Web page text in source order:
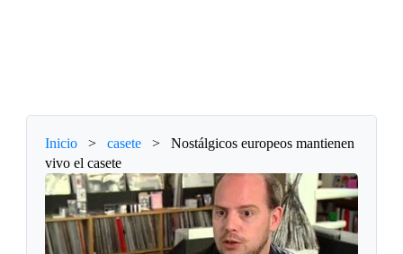
Inicio > casete >
Nostálgicos europeos mantienen
vivo el casete